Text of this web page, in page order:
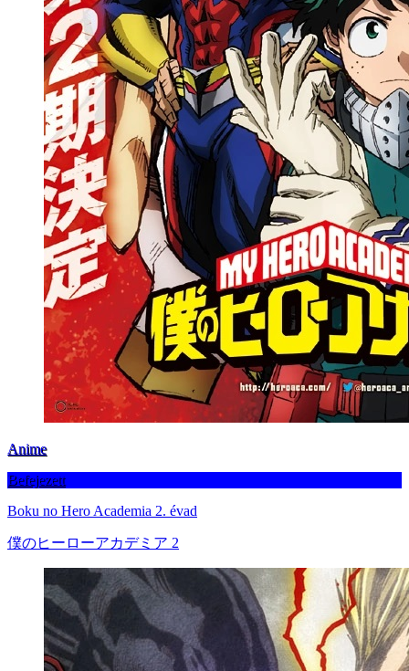
Anime
Befejezett
Boku no Hero Academia 2. évad
僕のヒーローアカデミア 2